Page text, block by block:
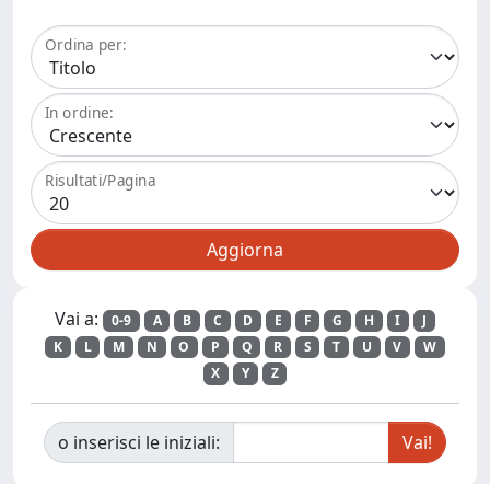
Ordina per:
In ordine:
Risultati/Pagina
Vai a: 0-9 A B C D E F G H I
J
K
L M N O P Q R S T U V
W
X
Y Z
o inserisci le iniziali: